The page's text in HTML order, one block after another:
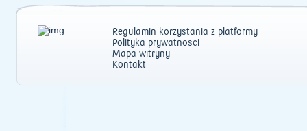
Regulamin korzystania z platformy
Polityka prywatności
Mapa witryny
Kontakt